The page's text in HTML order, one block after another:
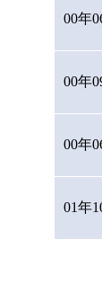
00年
00年
00年
01年